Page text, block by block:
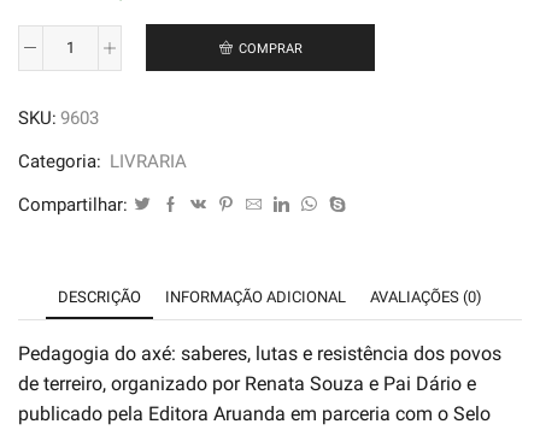
Axé
-
Dário
quantidade
COMPRAR
SKU: 9603
Categoria: LIVRARIA
Compartilhar:
DESCRIÇÃO INFORMAÇÃO ADICIONAL AVALIAÇÕES (0)
Pedagogia do axé: saberes, lutas e resistência dos povos
de terreiro, organizado por Renata Souza e Pai Dário e
publicado pela Editora Aruanda em parceria com o Selo